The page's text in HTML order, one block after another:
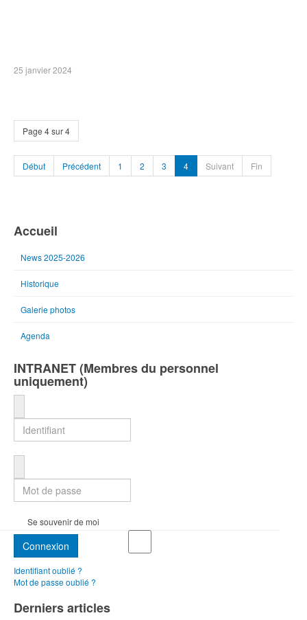
25 janvier 2024
Page 4 sur 4
Début Précédent 1 2 3 4 Suivant Fin
Accueil
News 2025-2026
Historique
Galerie photos
Agenda
INTRANET (Membres du personnel
uniquement)
Se souvenir de moi
Connexion
Identifiant oublié ?
Mot de passe oublié ?
Derniers articles